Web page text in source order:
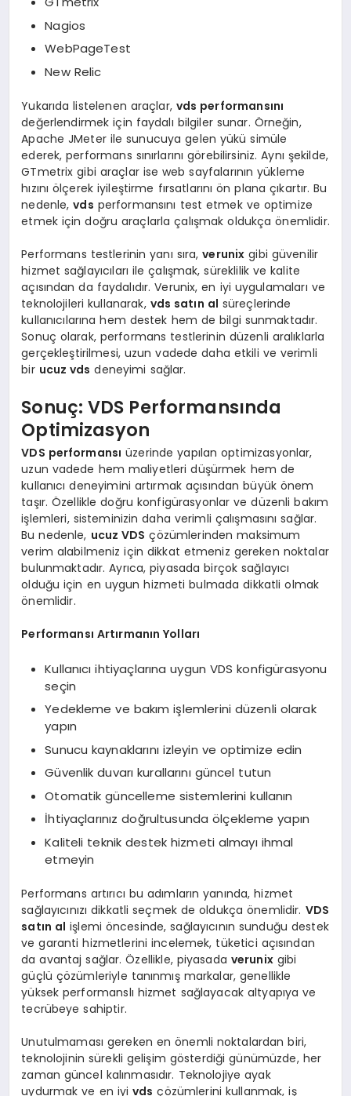
Nagios
WebPageTest
New Relic
Yukarıda listelenen araçlar, vds performansını
değerlendirmek için faydalı bilgiler sunar. Örneğin,
Apache JMeter ile sunucuya gelen yükü simüle
ederek, performans sınırlarını görebilirsiniz. Aynı şekilde,
GTmetrix gibi araçlar ise web sayfalarının yükleme
hızını ölçerek iyileştirme fırsatlarını ön plana çıkartır. Bu
nedenle,vds performansını test etmek ve optimize
etmek için doğru araçlarla çalışmak oldukça önemlidir.
Performans testlerinin yanı sıra,verunix gibi güvenilir
hizmet sağlayıcıları ile çalışmak, süreklilik ve kalite
açısından da faydalıdır. Verunix, en iyi uygulamaları ve
teknolojileri kullanarak, vds satın al süreçlerinde
kullanıcılarına hem destek hem de bilgi sunmaktadır.
Sonuç olarak, performans testlerinin düzenli aralıklarla
gerçekleştirilmesi, uzun vadede daha etkili ve verimli
bir ucuz vds deneyimi sağlar.
Sonuç: VDS Performansında
Optimizasyon
VDS performansı üzerinde yapılan optimizasyonlar,
uzun vadede hem maliyetleri düşürmek hem de
kullanıcı deneyimini artırmak açısından büyük önem
taşır. Özellikle doğru konfigürasyonlar ve düzenli bakım
işlemleri, sisteminizin daha verimli çalışmasını sağlar.
Bu nedenle, ucuz VDS çözümlerinden maksimum
verim alabilmeniz için dikkat etmeniz gereken noktalar
bulunmaktadır. Ayrıca, piyasada birçok sağlayıcı
olduğu için en uygun hizmeti bulmada dikkatli olmak
önemlidir.
Performansı Artırmanın Yolları
Kullanıcı ihtiyaçlarına uygun VDS konfigürasyonu
seçin
Yedekleme ve bakım işlemlerini düzenli olarak
yapın
Sunucu kaynaklarını izleyin ve optimize edin
Güvenlik duvarı kurallarını güncel tutun
Otomatik güncelleme sistemlerini kullanın
İhtiyaçlarınız doğrultusunda ölçekleme yapın
Kaliteli teknik destek hizmeti almayı ihmal
etmeyin
Performans artırıcı bu adımların yanında, hizmet
sağlayıcınızı dikkatli seçmek de oldukça önemlidir. VDS
satın al işlemi öncesinde, sağlayıcının sunduğu destek
ve garanti hizmetlerini incelemek, tüketici açısından
da avantaj sağlar. Özellikle, piyasada verunixgibi
güçlü çözümleriyle tanınmış markalar, genellikle
yüksek performanslı hizmet sağlayacak altyapıya ve
tecrübeye sahiptir.
Unutulmaması gereken en önemli noktalardan biri,
teknolojinin sürekli gelişim gösterdiği günümüzde, her
zaman güncel kalınmasıdır. Teknolojiye ayak
uydurmak ve en iyivds çözümlerini kullanmak, iş